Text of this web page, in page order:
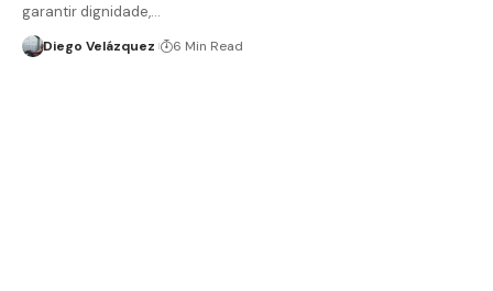
garantir dignidade,…
Diego Velázquez 6 Min Read